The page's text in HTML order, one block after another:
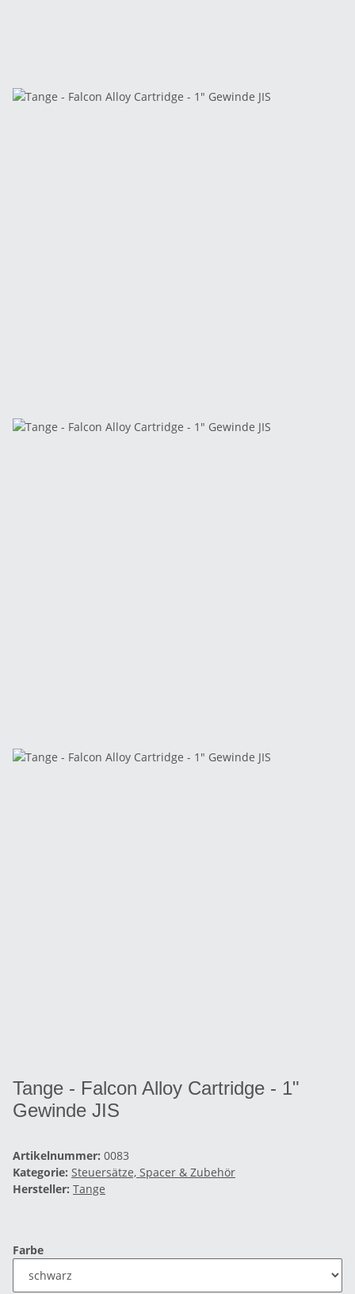
Tange - Falcon Alloy Cartridge - 1"
Gewinde JIS
Artikelnummer: 0083
Kategorie: Steuersätze, Spacer & Zubehör
Hersteller: Tange
Farbe